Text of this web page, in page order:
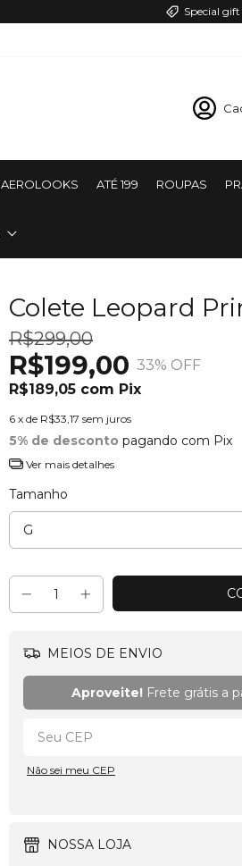
Special
AEROLOOKS ATÉ 199 ROUPAS
Colete Leopard
R$299,00
R$199,00 33% OFF
R$189,05 com Pix
6 x de R$33,17 sem juros
5% de desconto pagando com Pix
Ver mais detalhes
Tamanho
MEIOS DE ENVIO
Aproveite!Frete grátis a
Não sei meu CEP
NOSSA LOJA